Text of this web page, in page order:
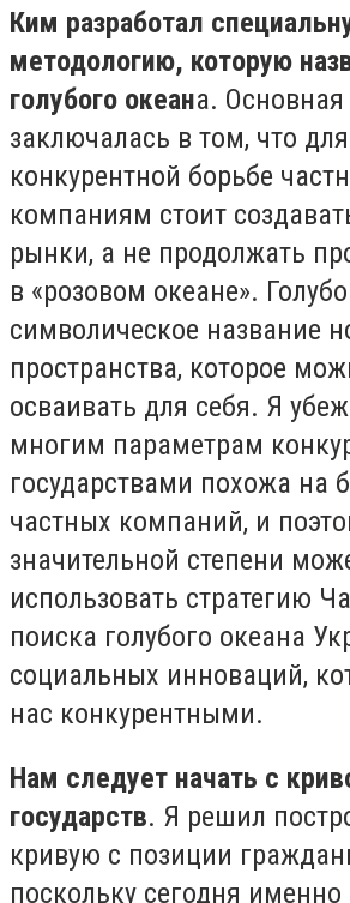
Ким разработал
методологию, которую
голубого океана. Основная
заключалась в том, что
конкурентной борьбе
компаниям стоит
рынки, а не продолжать
в «розовом океане».
символическое название
пространства, которое
осваивать для себя. Я
многим параметрам
государствами похожа на
частных компаний, и
значительной степени
использовать стратегию
поиска голубого океана
социальных инноваций,
нас конкурентными.
Нам следует начать с
государств. Я решил
кривую с позиции
поскольку сегодня именно